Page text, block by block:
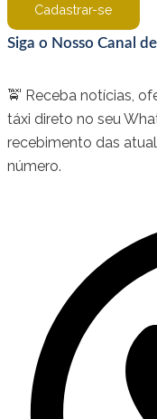
Cadastrar-se
Siga o Nosso Canal
🚖 Receba notícias,
táxi direto no seu
recebimento das
número.